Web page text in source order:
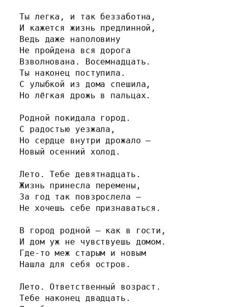
Ты легка, и так беззаботна,
И кажется жизнь предлинной,
Ведь даже наполовину
Не пройдена вся дорога
Взволнована. Восемнадцать.
Ты наконец поступила.
С улыбкой из дома спешила,
Но лёгкая дрожь в пальцах.
Родной покидала город.
С радостью уезжала,
Но сердце внутри дрожало —
Новый осенний холод.
Лето. Тебе девятнадцать.
Жизнь принесла перемены,
За год так повзрослела —
Не хочешь себе признаваться.
В город родной — как в гости,
И дом уж не чувствуешь домом.
Где-то меж старым и новым
Нашла для себя остров.
Лето. Ответственный возраст.
Тебе наконец двадцать.